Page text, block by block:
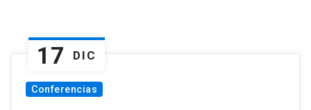
17 DIC
Conferencias